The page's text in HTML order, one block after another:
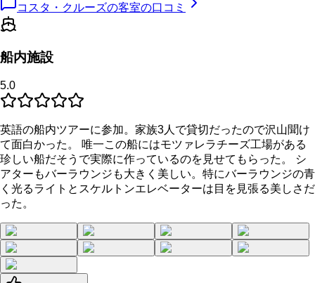
コスタ・クルーズの客室の口コミ
船内施設
5.0
英語の船内ツアーに参加。家族3人で貸切だったので沢山聞け
て面白かった。 唯一この船にはモツァレラチーズ工場がある
珍しい船だそうで実際に作っているのを見せてもらった。 シ
アターもバーラウンジも大きく美しい。特にバーラウンジの青
く光るライトとスケルトンエレベーターは目を見張る美しさだ
った。